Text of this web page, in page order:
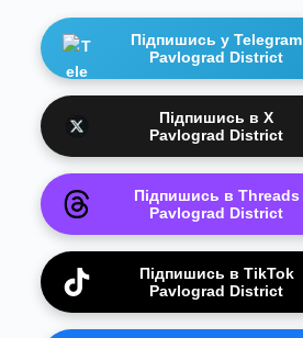
Підпишись у Telegram
Pavlograd District
Підпишись в X
Pavlograd District
Підпишись в Threads
Pavlograd District
Підпишись в TikTok
Pavlograd District